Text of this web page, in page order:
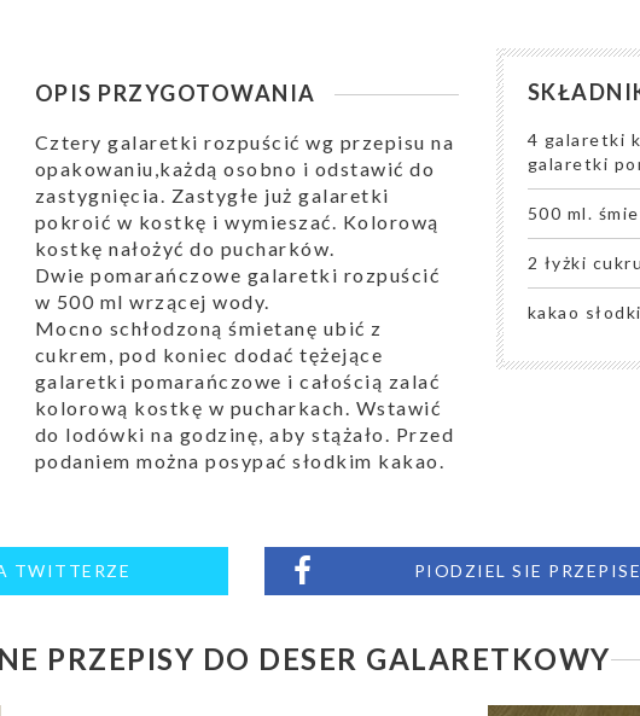
OPIS PRZYGOTOWANIA
Cztery galaretki rozpuścić wg przepisu na
opakowaniu,każdą osobno i odstawić do
zastygnięcia. Zastygłe już galaretki
pokroić w kostkę i wymieszać. Kolorową
kostkę nałożyć do pucharków.
Dwie pomarańczowe galaretki rozpuścić
w 500 ml wrzącej wody.
Mocno schłodzoną śmietanę ubić z
cukrem, pod koniec dodać tężejące
galaretki pomarańczowe i całością zalać
kolorową kostkę w pucharkach. Wstawić
do lodówki na godzinę, aby stążało. Przed
podaniem można posypać słodkim kakao.
4 galaretki
galaretki
500 ml.
2 łyżki
kakao
TWITTERZE PIODZIEL SIE
PRZEPISY DO DESER GALARETKOWY